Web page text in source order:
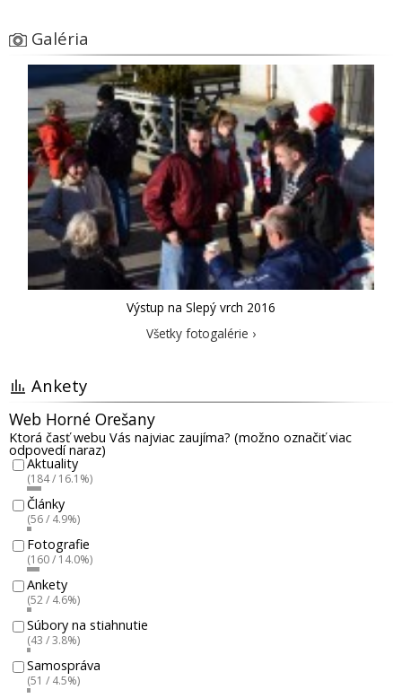
Galéria
Výstup na Slepý vrch 2016
Všetky fotogalérie ›
Ankety
Web Horné Orešany
Ktorá časť webu Vás najviac zaujíma? (možno označiť viac
odpovedí naraz)
Aktuality
(184 / 16.1%)
Články
(56 / 4.9%)
Fotografie
(160 / 14.0%)
Ankety
(52 / 4.6%)
Súbory na stiahnutie
(43 / 3.8%)
Samospráva
(51 / 4.5%)